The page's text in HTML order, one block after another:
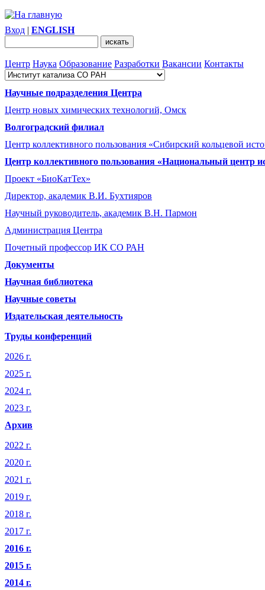
Вход | ENGLISH
Центр Наука Образование Разработки Вакансии Контакты
Научные подразделения Центра
Центр новых химических технологий, Омск
Волгоградский филиал
Центр коллективного пользования «Сибирский кольцевой
Центр коллективного пользования «Национальный центр
Проект «БиоКатТех»
Директор, академик В.И. Бухтияров
Научный руководитель, академик В.Н. Пармон
Администрация Центра
Почетный профессор ИК СО РАН
Документы
Научная библиотека
Научные советы
Издательская деятельность
Труды конференций
2026 г.
2025 г.
2024 г.
2023 г.
Архив
2022 г.
2020 г.
2021 г.
2019 г.
2018 г.
2017 г.
2016 г.
2015 г.
2014 г.